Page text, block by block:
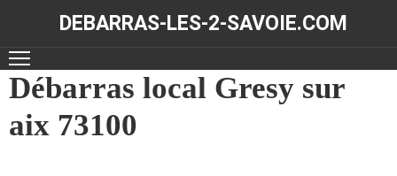
DEBARRAS-LES-2-SAVOIE.COM
ACCUEIL
DÉBARRAS
Débarras local Gresy sur
aix 73100